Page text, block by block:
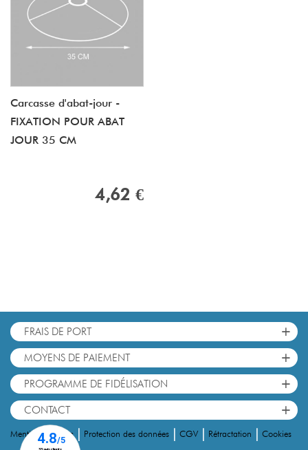
Carcasse d'abat-jour -
FIXATION POUR ABAT
JOUR 35 CM
4,62 €
FRAIS DE PORT +
MOYENS DE PAIEMENT +
PROGRAMME DE FIDÉLISATION +
CONTACT +
Mentions Légales Protection des données CGV Rétractation Cookies